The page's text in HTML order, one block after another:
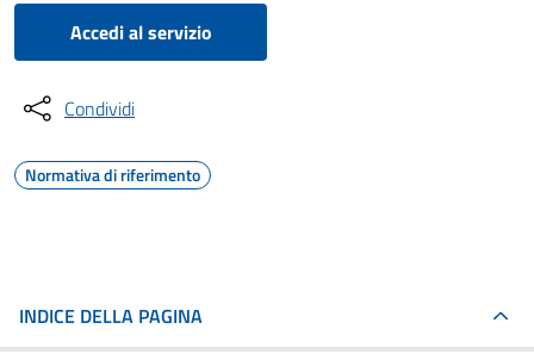
Accedi al servizio
Condividi
Normativa di riferimento
INDICE DELLA PAGINA